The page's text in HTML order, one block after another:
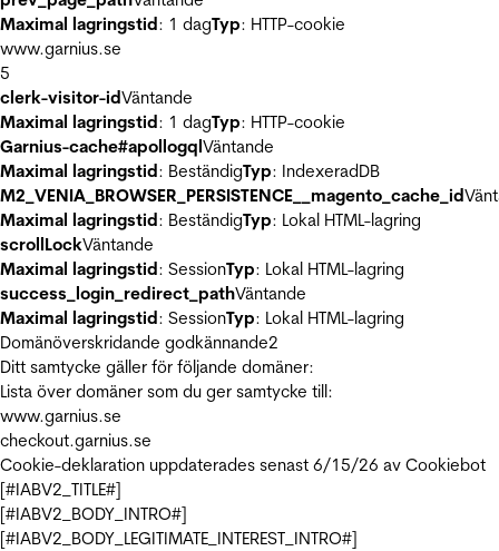
Maximal lagringstid: 1 dagTyp: HTTP-cookie
www.garnius.se
5
clerk-visitor-idVäntande
Maximal lagringstid: 1 dagTyp: HTTP-cookie
Garnius-cache#apollogqlVäntande
Maximal lagringstid: BeständigTyp: IndexeradDB
M2_VENIA_BROWSER_PERSISTENCE__magento_cache_id
Maximal lagringstid: BeständigTyp: Lokal HTML-lagring
scrollLockVäntande
Maximal lagringstid: SessionTyp: Lokal HTML-lagring
success_login_redirect_pathVäntande
Maximal lagringstid: SessionTyp: Lokal HTML-lagring
Domänöverskridande godkännande2
Ditt samtycke gäller för följande domäner:
Lista över domäner som du ger samtycke till:
www.garnius.se
checkout.garnius.se
Cookie-deklaration uppdaterades senast 6/15/26 av Cookiebot
[#IABV2_TITLE#]
[#IABV2_BODY_INTRO#]
[#IABV2_BODY_LEGITIMATE_INTEREST_INTRO#]